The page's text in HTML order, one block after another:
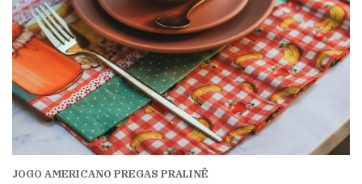
JOGO AMERICANO PREGAS PRALINÊ